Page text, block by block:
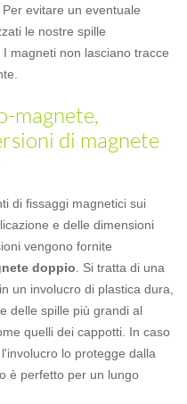
evitare un eventuale
le nostre spille
magneti non lasciano tracce
magnete,
di magnete
di fissaggi magnetici sui
e delle dimensioni
vengono fornite
doppio . Si tratta di una
un involucro di plastica dura,
delle spille più grandi al
quelli dei cappotti. In caso
lo protegge dalla
è perfetto per un lungo